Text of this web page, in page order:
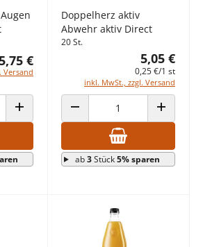
€
Versand
ANZAHL ERHÖHEN
Doppelherz aktiv
Abwehr aktiv Direct
20 St.
5,05 €
0,25 €/1 st
inkl. MwSt., zzgl. Versand
ANZAHL VERRINGERN ANZAHL
ab3Stück5% sparen